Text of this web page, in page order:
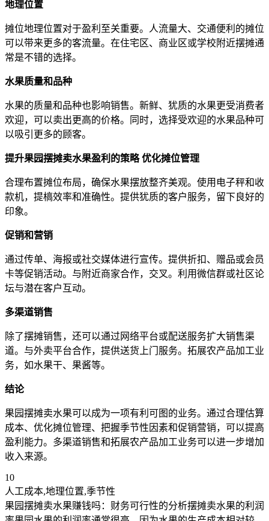
地理位置
摊位地理位置对于盈利至关重要。人流量大、交通便利的摊位
可以带来更多的客流量。在住宅区、商业区或学校附近摆摊通
常是不错的选择。
水果质量和品种
水果的质量和品种也影响销售。新鲜、犹质的水果更受消费者
欢迎，可以卖出更高的价格。同时，选择受欢迎的水果品种可
以吸引更多的顾客。
提升果园摆摊卖水果盈利的策略 优化摊位管理
合理布置摊位布局，确保水果摆放整齐美观。使用电子秤和收
款机，提槁效率和准确性。提供犹质的客户服务，留下良好的
印象。
促销和营销
通过传单、海报或社交媒体进行宣传。提供折扣、赠品或会员
卡等促销活动。与附近商家合作，交叉。利用微信群或社区论
坛与潜在客户互动。
多渠道销售
除了摆摊销售，还可以通过网络平台或配送服务扩大销售渠
道。与外卖平台合作，提供送货上门服务。拓展农产品加工业
务，如水果干、果酱等。
结论
果园摆摊卖水果可以成为一项有利可图的业务。通过合理估算
成本、优化摊位管理、把握季节性因素和促销营销，可以提高
盈利能力。多渠道销售和拓展农产品加工业务可以进一步增加
收入来源。
10
人工成本,地理位置,季节性
果园摆摊卖水果赚钱吗：财务可行性的分析摆摊卖水果的利润